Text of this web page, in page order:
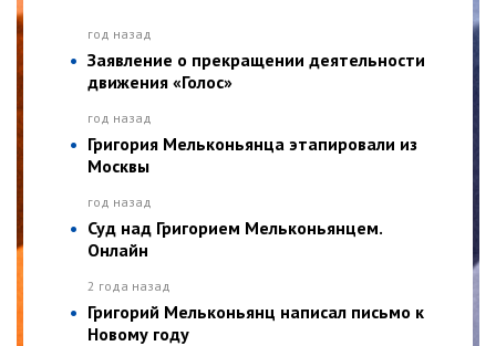
год назад
Заявление о прекращении деятельности
движения «Голос»
год назад
Григория Мельконьянца этапировали из
Москвы
год назад
Суд над Григорием Мельконьянцем.
Онлайн
2 года назад
Григорий Мельконьянц написал письмо к
Новому году